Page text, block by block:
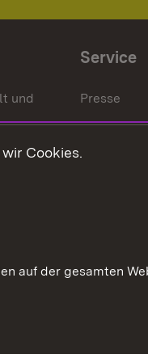
und
Service
Presse
Cookies.
auf der gesamten